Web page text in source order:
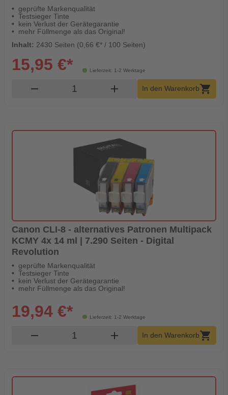
geprüfte Markenqualität
Testsieger Tinte
kein Verlust der Gerätegarantie
mehr Füllmenge als das Original!
Inhalt: 2430 Seiten (0,66 €* / 100 Seiten)
Lieferzeit: 1-2 Werktage
15,95 €*
remove Produkt Warenkorb Menge
add In den Warenkorbshopping_cart
Canon CLI-8 - alternatives Patronen Multipack
KCMY 4x 14 ml | 7.290 Seiten - Digital
Revolution
geprüfte Markenqualität
Testsieger Tinte
kein Verlust der Gerätegarantie
mehr Füllmenge als das Original!
Lieferzeit: 1-2 Werktage
19,94 €*
remove Produkt Warenkorb Menge
add In den Warenkorbshopping_cart